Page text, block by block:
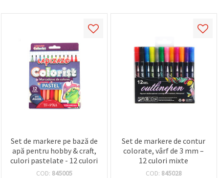
Set de markere pe bază de
apă pentru hobby & craft,
culori pastelate - 12 culori
COD: 845005
Set de markere de contur
colorate, vârf de 3 mm –
12 culori mixte
COD: 845028